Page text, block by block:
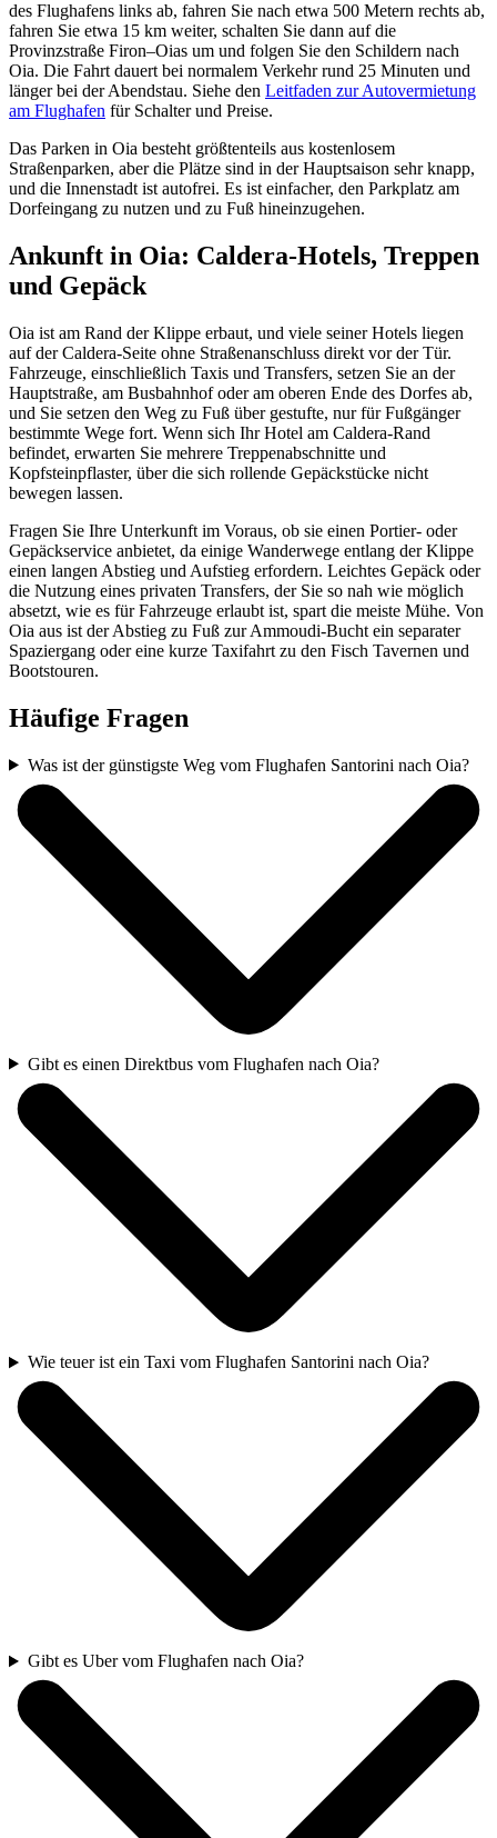
des Flughafens links ab, fahren Sie nach etwa 500 Metern rechts ab,
fahren Sie etwa 15 km weiter, schalten Sie dann auf die
Provinzstraße Firon–Oias um und folgen Sie den Schildern nach
Oia. Die Fahrt dauert bei normalem Verkehr rund 25 Minuten und
länger bei der Abendstau. Siehe den Leitfaden zur Autovermietung
am Flughafen für Schalter und Preise.
Das Parken in Oia besteht größtenteils aus kostenlosem
Straßenparken, aber die Plätze sind in der Hauptsaison sehr knapp,
und die Innenstadt ist autofrei. Es ist einfacher, den Parkplatz am
Dorfeingang zu nutzen und zu Fuß hineinzugehen.
Ankunft in Oia: Caldera-Hotels, Treppen
und Gepäck
Oia ist am Rand der Klippe erbaut, und viele seiner Hotels liegen
auf der Caldera-Seite ohne Straßenanschluss direkt vor der Tür.
Fahrzeuge, einschließlich Taxis und Transfers, setzen Sie an der
Hauptstraße, am Busbahnhof oder am oberen Ende des Dorfes ab,
und Sie setzen den Weg zu Fuß über gestufte, nur für Fußgänger
bestimmte Wege fort. Wenn sich Ihr Hotel am Caldera-Rand
befindet, erwarten Sie mehrere Treppenabschnitte und
Kopfsteinpflaster, über die sich rollende Gepäckstücke nicht
bewegen lassen.
Fragen Sie Ihre Unterkunft im Voraus, ob sie einen Portier- oder
Gepäckservice anbietet, da einige Wanderwege entlang der Klippe
einen langen Abstieg und Aufstieg erfordern. Leichtes Gepäck oder
die Nutzung eines privaten Transfers, der Sie so nah wie möglich
absetzt, wie es für Fahrzeuge erlaubt ist, spart die meiste Mühe. Von
Oia aus ist der Abstieg zu Fuß zur Ammoudi-Bucht ein separater
Spaziergang oder eine kurze Taxifahrt zu den Fisch Tavernen und
Bootstouren.
Häufige Fragen
Was ist der günstigste Weg vom Flughafen Santorini nach Oia?
Gibt es einen Direktbus vom Flughafen nach Oia?
Wie teuer ist ein Taxi vom Flughafen Santorini nach Oia?
Gibt es Uber vom Flughafen nach Oia?